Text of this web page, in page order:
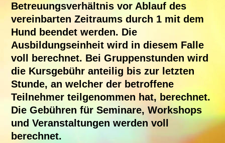
Betreuungsverhältnis vor Ablauf des
vereinbarten Zeitraums durch 1 mit dem
Hund beendet werden. Die
Ausbildungseinheit wird in diesem Falle
voll berechnet. Bei Gruppenstunden wird
die Kursgebühr anteilig bis zur letzten
Stunde, an welcher der betroffene
Teilnehmer teilgenommen hat, berechnet.
Die Gebühren für Seminare, Workshops
und Veranstaltungen werden voll
berechnet.